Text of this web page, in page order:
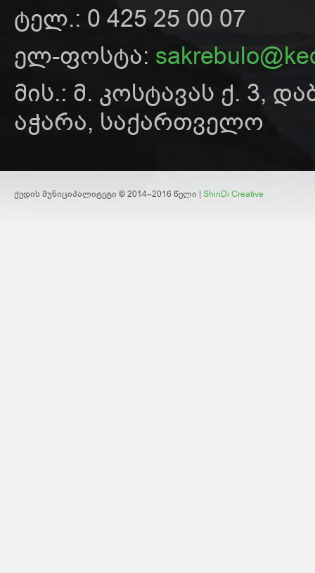
ტელ.: 0 425 25 00 07
ელ-ფოსტა:
მის.: მ. კოსტავას ქ. 3,
აჭარა, საქართველო
ქედის მუნიციპალიტეტი © 2014–2016 წელი | ShinDi Creative